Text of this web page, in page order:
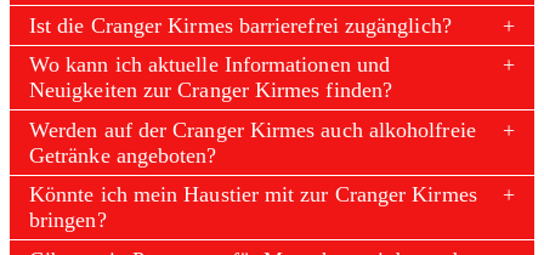
Ist die Cranger Kirmes barrierefrei zugänglich?
Wo kann ich aktuelle Informationen und
Neuigkeiten zur Cranger Kirmes finden?
Werden auf der Cranger Kirmes auch alkoholfreie
Getränke angeboten?
Könnte ich mein Haustier mit zur Cranger Kirmes
bringen?